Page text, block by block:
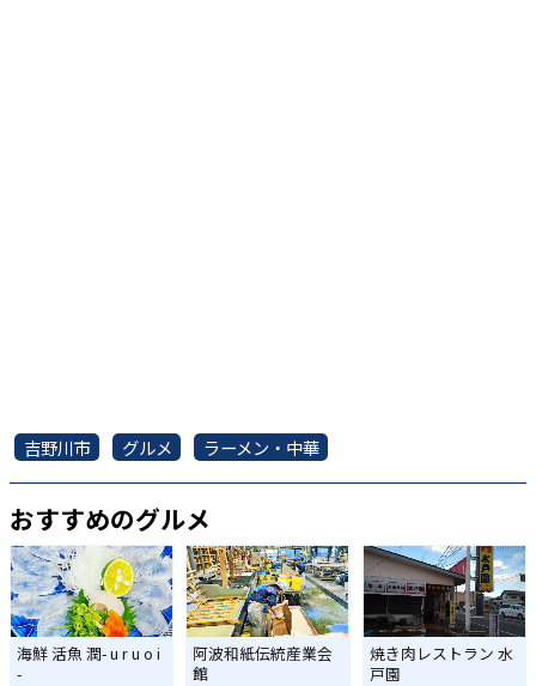
吉野川市 グルメ ラーメン・中華
おすすめのグルメ
海鮮 活魚 潤- u r u o i
-
阿波和紙伝統産業会
館
焼き肉レストラン 水
戸園